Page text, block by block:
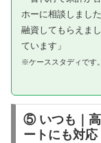
ホーに相談しまし
融資してもらえま
ています」
※ケーススタディです
⑤ いつも｜高
ートにも対応